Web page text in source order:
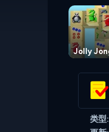
Jolly
类型: